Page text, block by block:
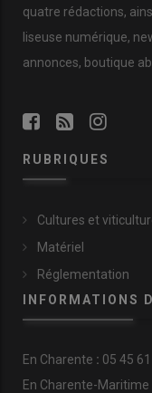
quatre rédactions,
liseuse numérique,
annonces, boutique
RUBRIQUES
Cultures et
Matériel
Réglementation
INFORMATIONS
En Charente : 05 45
En Charente-Maritime